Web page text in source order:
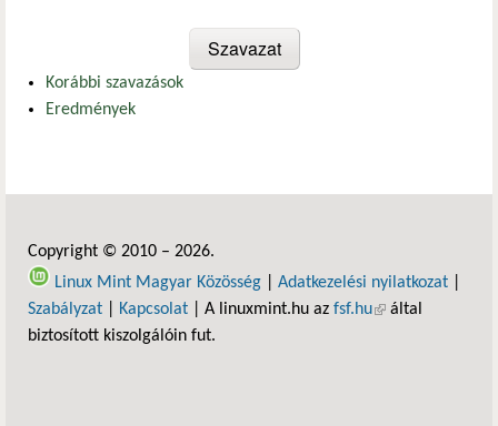
Korábbi szavazások
Eredmények
Copyright © 2010 – 2026.
Linux Mint Magyar Közösség
Adatkezelési nyilatkozat
Szabályzat
Kapcsolat | A linuxmint.hu az fsf.hu(külső hivatkozás)
által
biztosított kiszolgálóin fut.